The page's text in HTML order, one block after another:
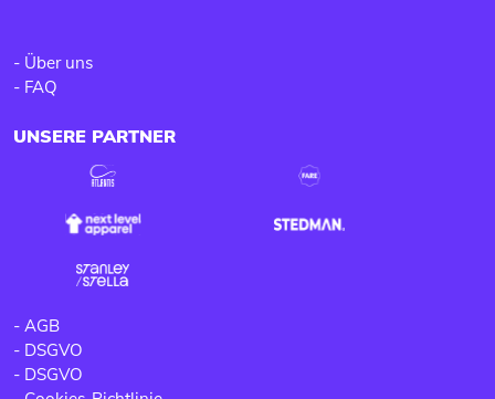
- Über uns
- FAQ
UNSERE PARTNER
- AGB
- DSGVO
- DSGVO